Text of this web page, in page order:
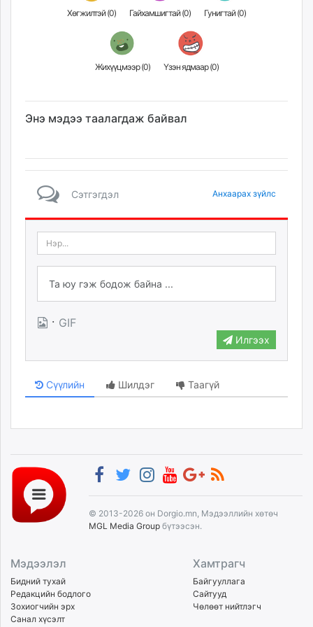
Хөгжилтэй (0) Гайхамшигтай (0) Гунигтай (0)
Жихүүцмээр (0) Үзэн ядмаар (0)
Энэ мэдээ таалагдаж байвал
Сэтгэгдэл Анхаарах зүйлс
· GIF
Илгээх
Сүүлийн Шилдэг Таагүй
© 2013-2026 он Dorgio.mn, Мэдээллийн хөтөч
MGL Media Group бүтээсэн.
Мэдээлэл
Бидний тухай
Редакцийн бодлого
Зохиогчийн эрх
Санал хүсэлт
Хамтрагч
Байгууллага
Сайтууд
Чөлөөт нийтлэгч